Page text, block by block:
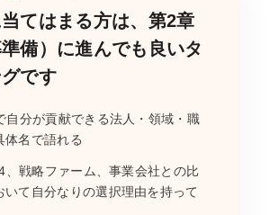
当てはまる方は、第2章
準備）に進んでも良いタ
です
自分が貢献できる法人・領域・職
体名で語れる
、戦略ファーム、事業会社との比
いて自分なりの選択理由を持って